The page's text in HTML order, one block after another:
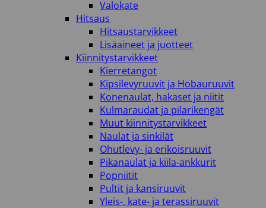
Valokate
Hitsaus
Hitsaustarvikkeet
Lisäaineet ja juotteet
Kiinnitystarvikkeet
Kierretangot
Kipsilevyruuvit ja Hobauruuvit
Konenaulat, hakaset ja niitit
Kulmaraudat ja pilarikengät
Muut kiinnitystarvikkeet
Naulat ja sinkilät
Ohutlevy- ja erikoisruuvit
Pikanaulat ja kiila-ankkurit
Popniitit
Pultit ja kansiruuvit
Yleis-, kate- ja terassiruuvit